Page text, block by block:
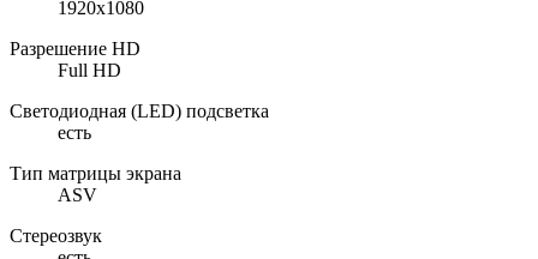
1920x1080
Разрешение HD
Full HD
Светодиодная (LED) подсветка
есть
Тип матрицы экрана
ASV
Стереозвук